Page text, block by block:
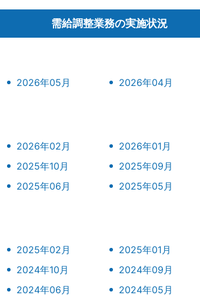
需給調整業務の実施状況
2026年05月 2026年04月
2026年02月 2026年01月
2025年10月 2025年09月
2025年06月 2025年05月
2025年02月 2025年01月
2024年10月 2024年09月
2024年06月 2024年05月